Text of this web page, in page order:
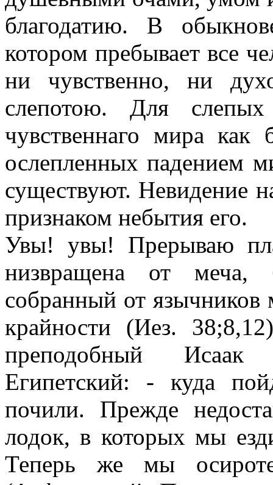
благодатию. В
котором пребывает все
ни чувственно, ни
слепотою. Для
чувственнаго мира
ослепленных падением
существуют. Невидение
признаком небытия его.
Увы! увы! Прерываю
низвращена от меча,
собранный от
крайности (Иез.
преподобный Исаак
Египетский: - куда
почили. Прежде
лодок, в которых мы
Теперь же мы